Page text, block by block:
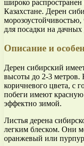
широко
Казахстане. Дерен
для посадки на
Описание и
Дерен сибирский
высоты до 2-3 метров.
коричневого цвета, с
побеги имеют красную
эффектно зимой.
Листья дерена
легким блеском. Они
оранжевый или